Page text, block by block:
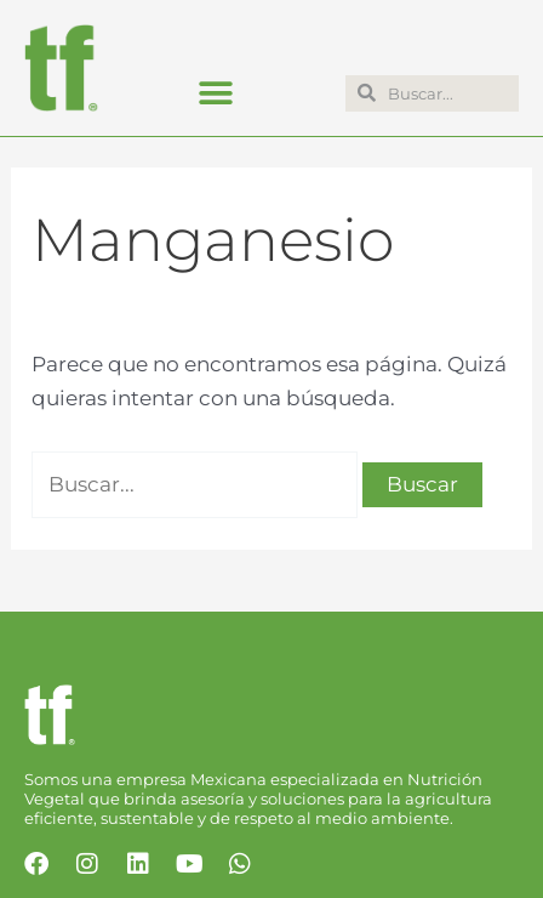
Search
Search
Manganesio
Parece que no encontramos esa página. Quizá
quieras intentar con una búsqueda.
Somos una empresa Mexicana especializada en Nutrición
Vegetal que brinda asesoría y soluciones para la agricultura
eficiente, sustentable y de respeto al medio ambiente.
F
I
L
Y
W